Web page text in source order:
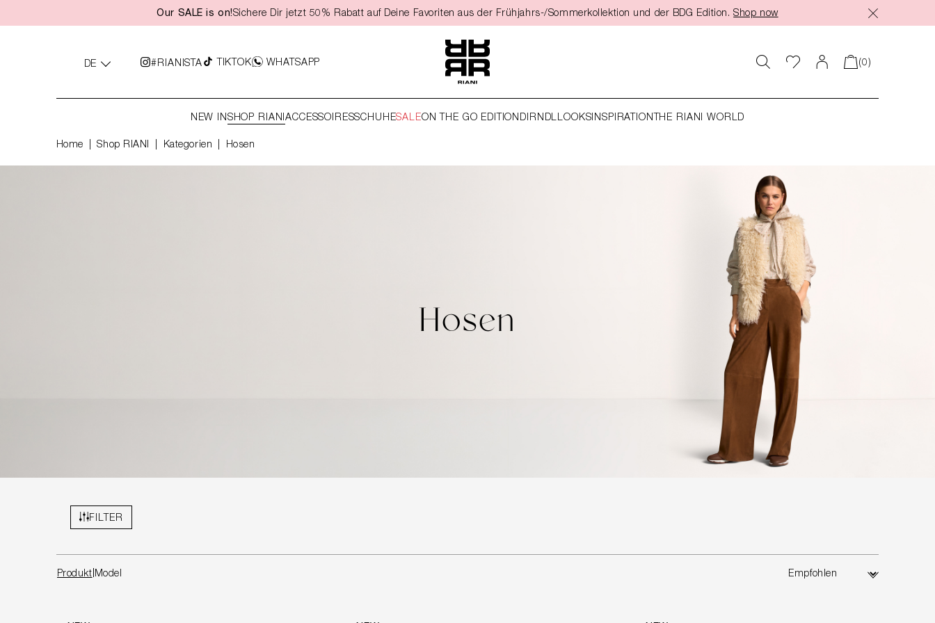
Zur Hauptnavigation springen
Our SALE is on!Sichere Dir jetzt 50% Rabatt auf Deine Favoriten aus der Frühjahrs-/Sommerkollektion und der BDG Edition. Shop now
DE #RIANISTA TIKTOK WHATSAPP (0)
NEW INSHOP RIANIACCESSOIRESSCHUHESALEON THE GO EDITION DIRNDLLOOKSINSPIRATION THE RIANI WORLD
Home Shop RIANI Kategorien Hosen
Hosen
FILTER
Produkt Model